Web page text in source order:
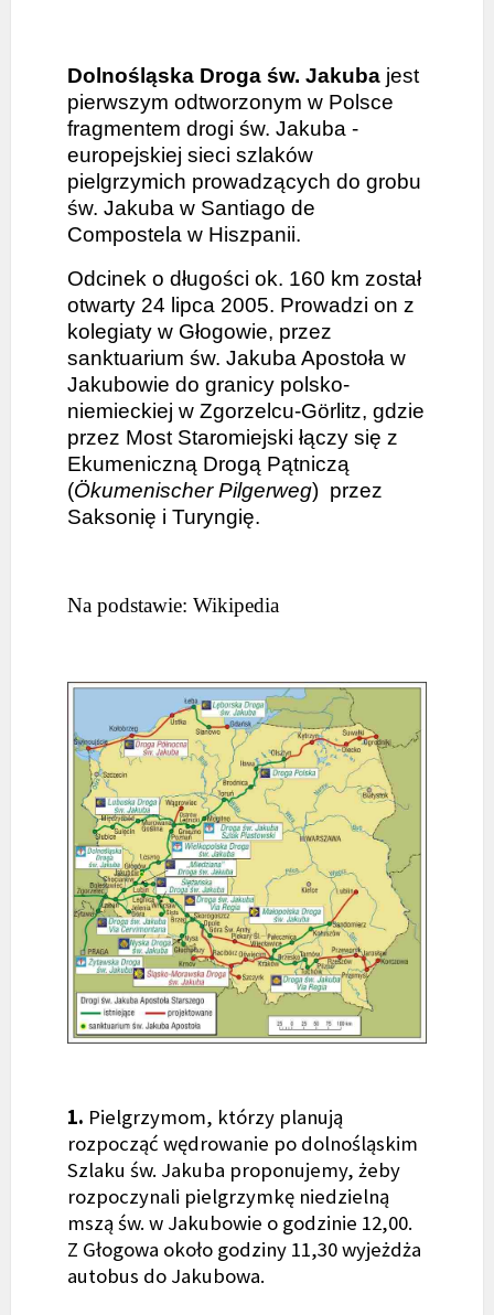
Dolnośląska Droga św. Jakuba jest
pierwszym odtworzonym w Polsce
fragmentem drogi św. Jakuba -
europejskiej sieci szlaków
pielgrzymich prowadzących do grobu
św. Jakuba w Santiago de
Compostela w Hiszpanii.
Odcinek o długości ok. 160 km został
otwarty 24 lipca 2005. Prowadzi on z
kolegiaty w Głogowie, przez
sanktuarium św. Jakuba Apostoła w
Jakubowie do granicy polsko-
niemieckiej w Zgorzelcu-Görlitz, gdzie
przez Most Staromiejski łączy się z
Ekumeniczną Drogą Pątniczą
(Ökumenischer Pilgerweg) przez
Saksonię i Turyngię.
Na podstawie: Wikipedia
1. Pielgrzymom, którzy planują
rozpocząć wędrowanie po dolnośląskim
Szlaku św. Jakuba proponujemy, żeby
rozpoczynali pielgrzymkę niedzielną
mszą św. w Jakubowie o godzinie 12,00.
Z Głogowa około godziny 11,30 wyjeżdża
autobus do Jakubowa.